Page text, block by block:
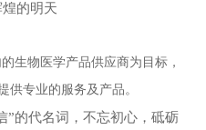
的明天
生物医学产品供应商为目标，
专业的服务及产品。
”的代名词，不忘初心，砥砺